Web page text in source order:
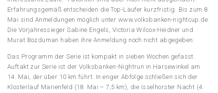
Erfahrungsgemäß entscheiden die Top-Läufer kurzfristig. Bis zum 8.
Mai sind Anmeldungen möglich unter www.volksbanken-nightcup.de.
Die Vorjahressieger Sabine Engels, Victoria Wilcox-Heidner und
Murat Bozduman haben ihre Anmeldung noch nicht abgegeben.
Das Programm der Serie ist kompakt in sieben Wochen gefasst.
Auftakt zur Serie ist der Volksbanken-Nightrun in Harsewinkel am
14. Mai, der über 10 km führt. In enger Abfolge schließen sich der
Klosterlauf Marienfeld (18. Mai – 7,5 km), die Isselhorster Nacht (4.